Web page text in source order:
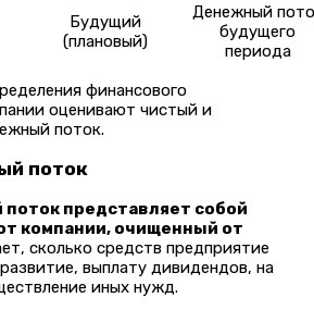
Будущий
(плановый)
Денежный
будущего
периода
финансового
оценивают чистый и
поток.
поток
представляет собой
компании, очищенный от
сколько средств предприятие
выплату дивидендов, на
иных нужд.